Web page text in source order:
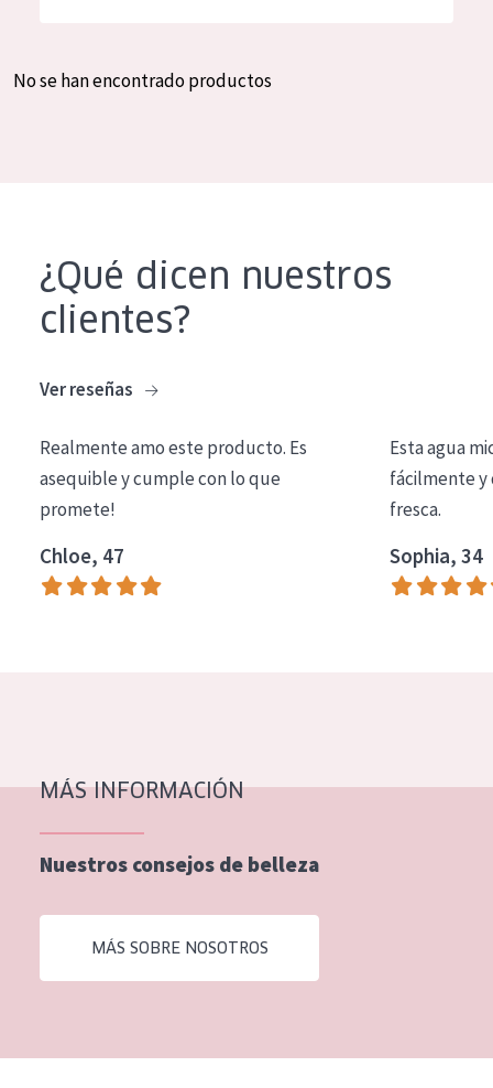
Crema de día
Crema de noche
Limpieza
COLECCIÓN
Essentials
Lift+
Piel normal y seca
Piel mixata o grasa
Piel madura
Piel expuesta al sol
Piel menopáusica
Todas las edades
Spanish
No se han encontrado productos
¿Qué dicen nuestros
clientes?
Ver reseñas
Realmente amo este producto. Es
asequible y cumple con lo que
promete!
Chloe, 47
Esta agua
fácilmente y
fresca.
Sophia, 34
MÁS INFORMACIÓN
Nuestros consejos de belleza
MÁS SOBRE NOSOTROS